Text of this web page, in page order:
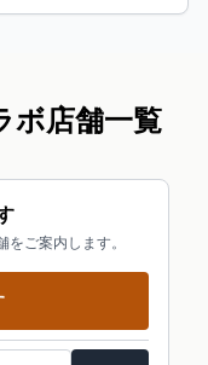
ボ店舗一覧
ご案内します。